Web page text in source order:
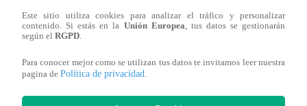
grodriguez@latina.pe
Este sitio utiliza cookies para analizar el tráfico y personalizar
contenido. Si estás en la Unión Europea , tus datos se gestionarán
según el RGPD
Para conocer mejor como se utilizan tus datos te invitamos leer nuestra
pagina de Política de privacidad